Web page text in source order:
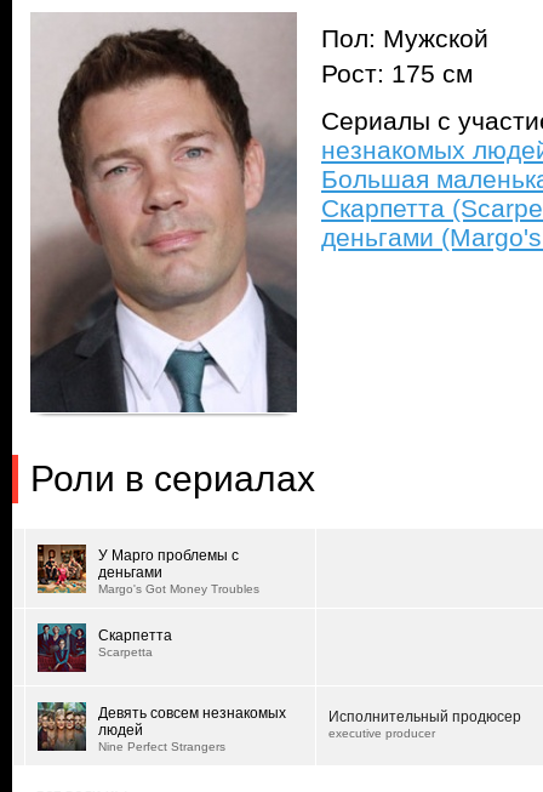
Пол: Мужской
Рост: 175 см
Сериалы с
незнакомых
Большая
Скарпетта
деньгами
Роли в сериалах
У Марго проблемы с
деньгами
Margo's Got Money Troubles
Скарпетта
Scarpetta
Девять совсем незнакомых
людей
Nine Perfect Strangers
Исполнительный продюсер
executive producer